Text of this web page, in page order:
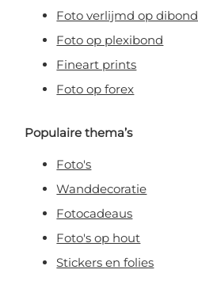
Foto verlijmd op dibond
Foto op plexibond
Fineart prints
Foto op forex
Populaire thema’s
Foto's
Wanddecoratie
Fotocadeaus
Foto's op hout
Stickers en folies